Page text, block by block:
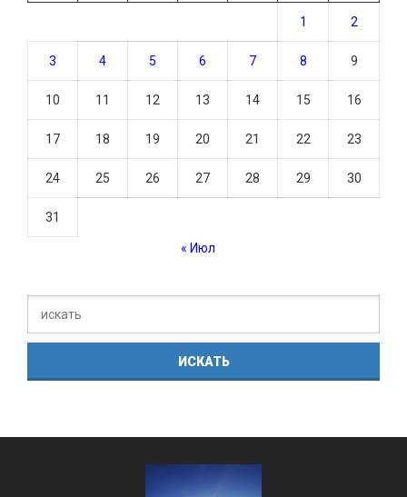
1 2
3 4 5 6 7 8 9
10 11 12 13 14 15 16
17 18 19 20 21 22 23
24 25 26 27 28 29 30
31
« Июл